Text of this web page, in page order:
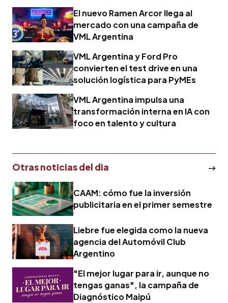
El nuevo Ramen Arcor llega al
mercado con una campaña de
VML Argentina
VML Argentina y Ford Pro
convierten el test drive en una
solución logística para PyMEs
VML Argentina impulsa una
transformación interna en IA con
foco en talento y cultura
Otras noticias del dia
CAAM: cómo fue la inversión
publicitaria en el primer semestre
Liebre fue elegida como la nueva
agencia del Automóvil Club
Argentino
"El mejor lugar para ir, aunque no
tengas ganas", la campaña de
Diagnóstico Maipú